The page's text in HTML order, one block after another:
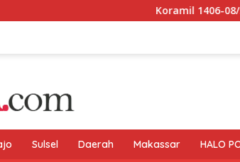
Koramil 1406-08/Sabbangparu
Sulsel Daerah Makassar HALO